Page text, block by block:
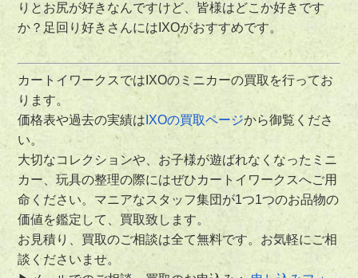
りとお尻が好きなんですけど、皆様はどこか好きです
か？足回り好きさんにはIXOがおすすめです。
カートイワークスではIXOのミニカーの買取を行ってお
ります。
価格表や過去の実績は IXOの買取ページから御覧くださ
い。
大切なコレクションや、お子様が遊ばれなくなったミニ
カー、玩具の整理の際にはぜひカートイワークスへご用
命ください。マニアなスタッフ集団が1つ1つのお品物の
価値を鑑定して、買取致します。
お見積り、買取のご相談は全て無料です。お気軽にご相
談くださいませ。